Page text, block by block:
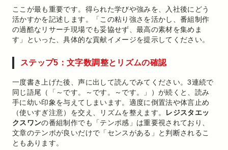
ここが最も重要です。得られた学びや強みを、入社後にどう
活かすかを記述します。「この粘り強さを活かし、番組制作
の過酷なリサーチ現場でも妥協せず、最高の素材を集めま
す」といった、具体的な貢献イメージを提示してください。
ステップ5：文字数調整とリズムの確認
一度書き上げた後、声に出して読んでみてください。3連続で
同じ語尾（「～です。～です。～です。」）が続くと、読み
手に幼い印象を与えてしまいます。適度に倒置法や体言止め
（使いすぎ注意）を交え、リズムを整えます。
レジスタエッ
クスワンの番組制作でも「テンポ感」は重要視されており、
文章のテンポが良いだけで「センスがある」と判断されるこ
ともあります。